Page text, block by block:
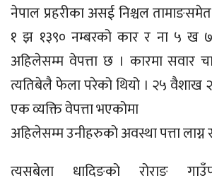
नेपाल प्रहरीका असई निश्चल
१ झ १३९० नम्बरको कार र ना ५ ख
अहिलेसम्म वेपत्ता छ । कारमा सवार
त्यतिबेलै फेला परेको थियो । २५ वैशाख
एक व्यक्ति वेपत्ता भएकोमा
अहिलेसम्म उनीहरुको अवस्था पत्ता
त्यसबेला धादिङको रोराङ